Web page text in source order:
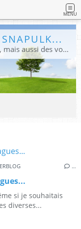
MENU
Le monde, à travers sa cuisine surtout, mais aussi des voyages, et des idées.
…
si je souhaitais
diverses...